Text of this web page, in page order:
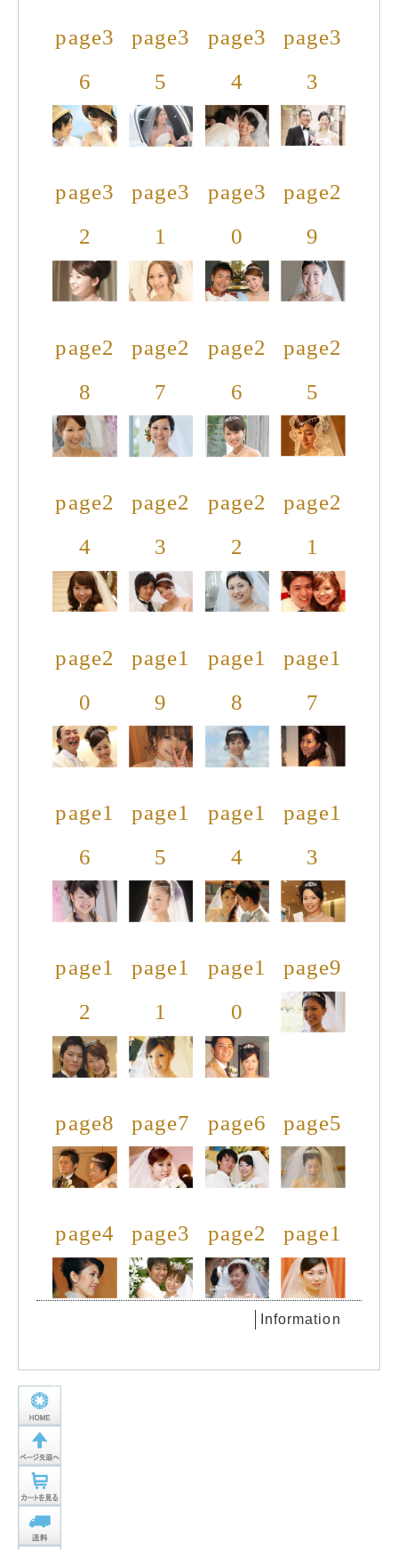
page1
page2
page3
page4
page5
page6
page7
page8
page9
page1
0
page1
1
page1
2
page1
3
page1
4
page1
5
page1
6
page1
7
page1
8
page1
9
page2
0
page2
1
page2
2
page2
3
page2
4
page2
5
page2
6
page2
7
page2
8
page2
9
page3
0
page3
1
page3
2
page3
3
page3
4
page3
5
page3
6
Information